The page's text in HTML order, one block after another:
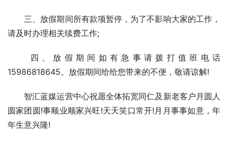
三、放假期间所有款项暂停，为了不影响大家的工作，
请及时办理相关续费工作;
四、放假期间如有急事请拨打值班电话
15986818645。放假期间给给您带来的不便，敬请谅解!
智汇蓝媒运营中心祝愿全体拓宽同仁及新老客户月圆人
圆家团圆!事顺业顺家兴旺!天天笑口常开!月月事事如意，年
年生意兴隆!